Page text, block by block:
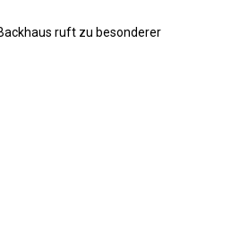
ruft zu besonderer